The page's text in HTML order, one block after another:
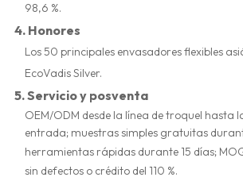
98,6 %.
4. Honores
Los 50 principales envasadores flexibles
EcoVadis Silver.
5.Servicio y posventa
OEM/ODM desde la línea de troquel hasta
entrada; muestras simples gratuitas
herramientas rápidas durante 15 días;
sin defectos o crédito del 110 %.